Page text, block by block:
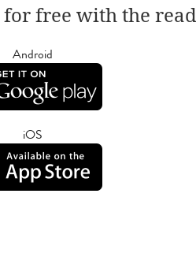
for free with the
Android
iOS